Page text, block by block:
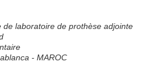
de laboratoire de prothèse adjointe
- MAROC